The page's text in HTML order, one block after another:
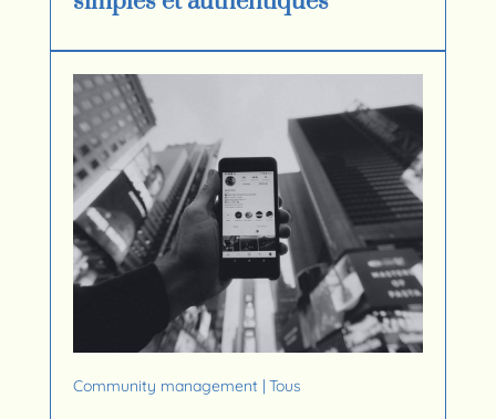
Community management| Tous